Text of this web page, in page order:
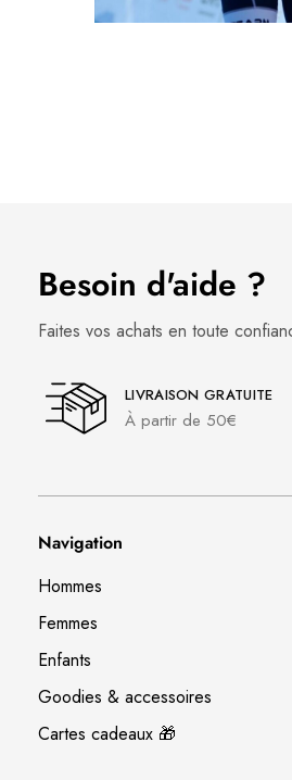
Besoin d'aide ?
Faites vos achats en toute
LIVRAISON GRATUITE
À partir de 50€
Navigation
Hommes
Femmes
Enfants
Goodies & accessoires
Cartes cadeaux 🎁